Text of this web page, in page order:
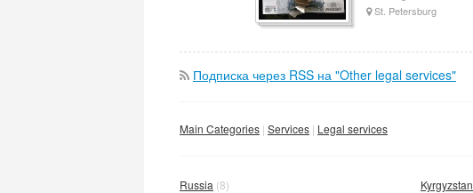
St. Petersburg
Подписка через RSS на "Other legal services"
Main Categories Services Legal services
Russia (8) Kyrgyzstan